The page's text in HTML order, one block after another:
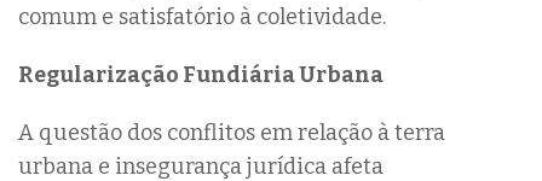
comum e satisfatório à coletividade.
Regularização Fundiária Urbana
A questão dos conflitos em relação à terra
urbana e insegurança jurídica afeta